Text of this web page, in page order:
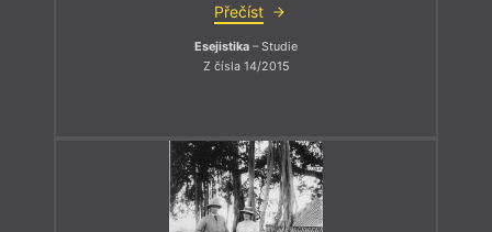
Přečíst
Esejistika – Studie
Z čísla 14/2015